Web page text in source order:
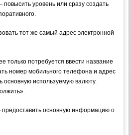
уровень или сразу создать
тот же самый адрес электронной
только потребуется ввести название
номер мобильного телефона и адрес
основную используемую валюту.
предоставить основную информацию о